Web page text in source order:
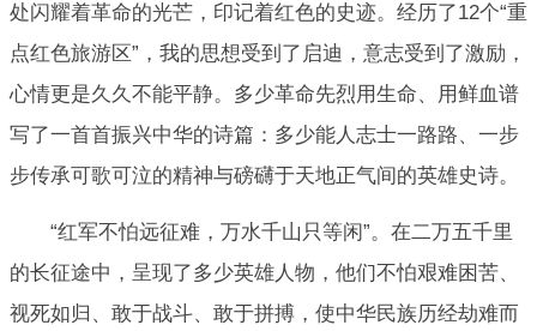
处闪耀着革命的光芒，印记着红色的史迹。经历了12个“重
点红色旅游区”，我的思想受到了启迪，意志受到了激励，
心情更是久久不能平静。多少革命先烈用生命、用鲜血谱
写了一首首振兴中华的诗篇：多少能人志士一路路、一步
步传承可歌可泣的精神与磅礴于天地正气间的英雄史诗。
“红军不怕远征难，万水千山只等闲”。在二万五千里
的长征途中，呈现了多少英雄人物，他们不怕艰难困苦、
视死如归、敢于战斗、敢于拼搏，使中华民族历经劫难而